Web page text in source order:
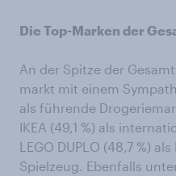
Die Top-Marken der
An der Spitze der
markt mit einem
als führende
IKEA (49,1 %) als
LEGO DUPLO (48,7 %)
Spielzeug. Ebenfalls